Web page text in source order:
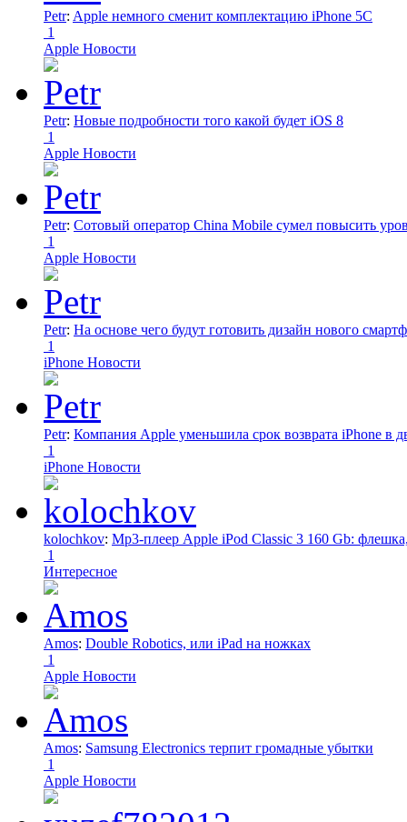
Petr: Apple немного сменит комплектацию iPhone 5C
1
Apple Новости
Petr: Новые подробности того какой будет iOS 8
1
Apple Новости
Petr: Сотовый оператор China Mobile сумел повысить
1
Apple Новости
Petr: На основе чего будут готовить дизайн нового
1
iPhone Новости
Petr: Компания Apple уменьшила срок возврата iPhone в
1
iPhone Новости
kolochkov: Mp3-плеер Apple iPod Classic 3 160 Gb:
1
Интересное
Amos: Double Robotics, или iPad на ножках
1
Apple Новости
Amos: Samsung Electronics терпит громадные убытки
1
Apple Новости